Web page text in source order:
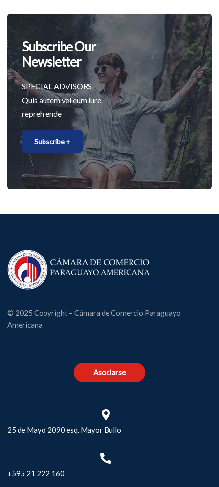
Subscribe Our
Newsletter
SPECIAL ADVISORS
Quis autem vel eum iure
repreh ende
Subscribe +
© 2025 Copyright – Cámara de Comercio Paraguayo
Americana
Asociarse
25 de Mayo 2090 esq. Mayor Bullo
+595 21 222 160